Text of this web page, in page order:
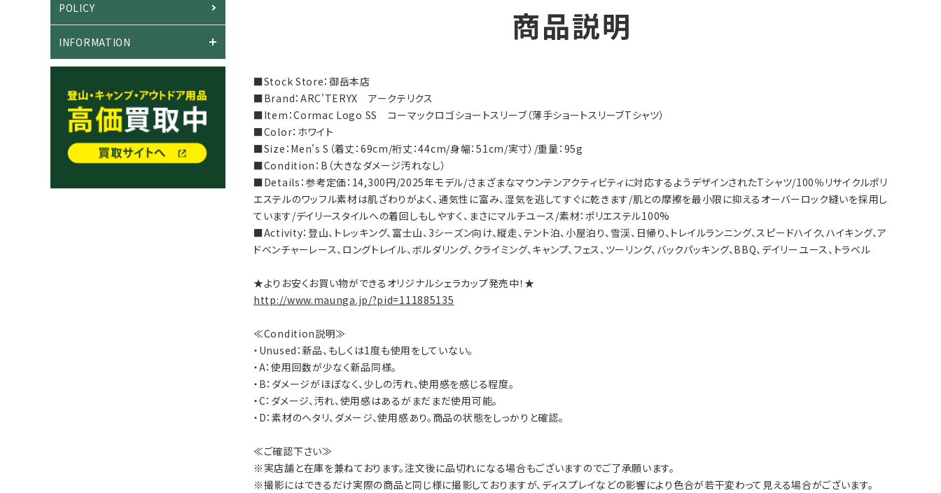
商品説明
■Stock Store：御岳本店
■Brand：ARC'TERYX アークテリクス
■Item：Cormac Logo SS コーマックロゴショートスリーブ（薄手ショートスリーブTシャツ）
■Color：ホワイト
■Size：Men's S（着丈：69cm/裄丈：44cm/身幅：51cm/実寸）/重量：95g
■Condition：B（大きなダメージ汚れなし）
■Details：参考定価：14,300円/2025年モデル/さまざまなマウンテンアクティビティに対応するようデザインされたTシャツ/100％リサイクルポリ
エステルのワッフル素材は肌ざわりがよく、通気性に富み、湿気を逃してすぐに乾きます/肌との摩擦を最小限に抑えるオーバーロック縫いを採用し
ています/デイリースタイルへの着回しもしやすく、まさにマルチユース/素材：ポリエステル100%
■Activity：登山、トレッキング、富士山、3シーズン向け、縦走、テント泊、小屋泊り、雪渓、日帰り、トレイルランニング、スピードハイク、ハイキング、ア
ドベンチャーレース、ロングトレイル、ボルダリング、クライミング、キャンプ、フェス、ツーリング、バックパッキング、BBQ、デイリーユース、トラベル
★よりお安くお買い物ができるオリジナルシェラカップ発売中！★
http://www.maunga.jp/?pid=111885135
≪Condition説明≫
・Unused：新品、もしくは1度も使用をしていない。
・A：使用回数が少なく新品同様。
・B：ダメージがほぼなく、少しの汚れ、使用感を感じる程度。
・C：ダメージ、汚れ、使用感はあるがまだまだ使用可能。
・D：素材のヘタリ、ダメージ、使用感あり。商品の状態をしっかりと確認。
≪ご確認下さい≫
※実店舗と在庫を兼ねております。注文後に品切れになる場合もございますのでご了承願います。
※撮影にはできるだけ実際の商品と同じ様に撮影しておりますが、ディスプレイなどの影響により色合が若干変わって見える場合がございます。
POLICY
INFORMATION